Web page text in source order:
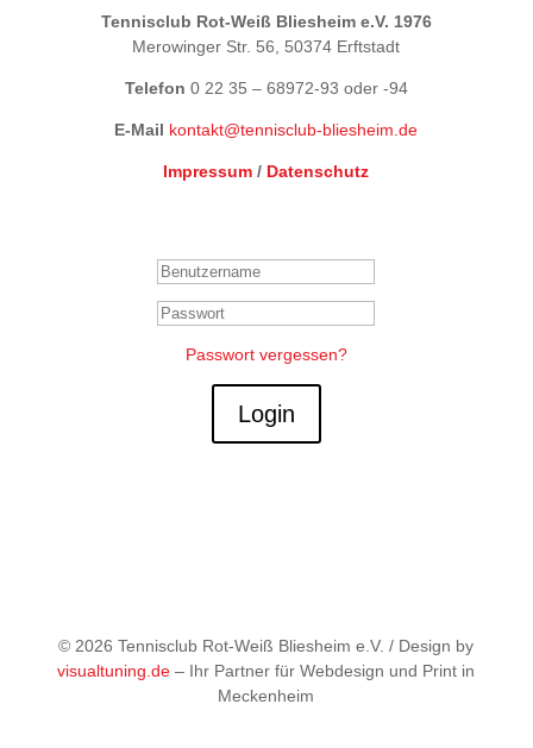
Tennisclub Rot-Weiß Bliesheim e.V. 1976
Merowinger Str. 56, 50374 Erftstadt
Telefon 0 22 35 – 68972-93 oder -94
E-Mail kontakt@tennisclub-bliesheim.de
Impressum / Datenschutz
Passwort vergessen?
Login
© 2026 Tennisclub Rot-Weiß Bliesheim e.V. / Design by
visualtuning.de – Ihr Partner für Webdesign und Print in
Meckenheim